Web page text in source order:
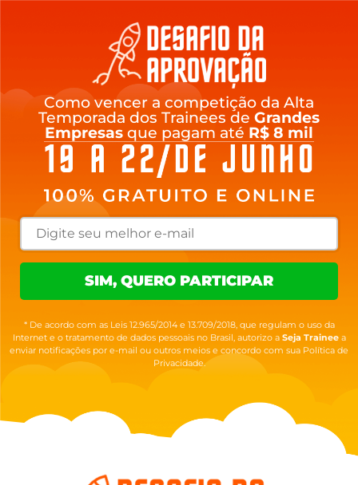
Como vencer a competição da Alta
Temporada dos Trainees de Grandes
Empresas que pagam até R$ 8 mil
SIM, QUERO PARTICIPAR
* De acordo com as Leis 12.965/2014 e 13.709/2018, que regulam o uso da
Internet e o tratamento de dados pessoais no Brasil, autorizo a Seja Traineea
enviar notificações por e-mail ou outros meios e concordo com sua Política de
Privacidade.